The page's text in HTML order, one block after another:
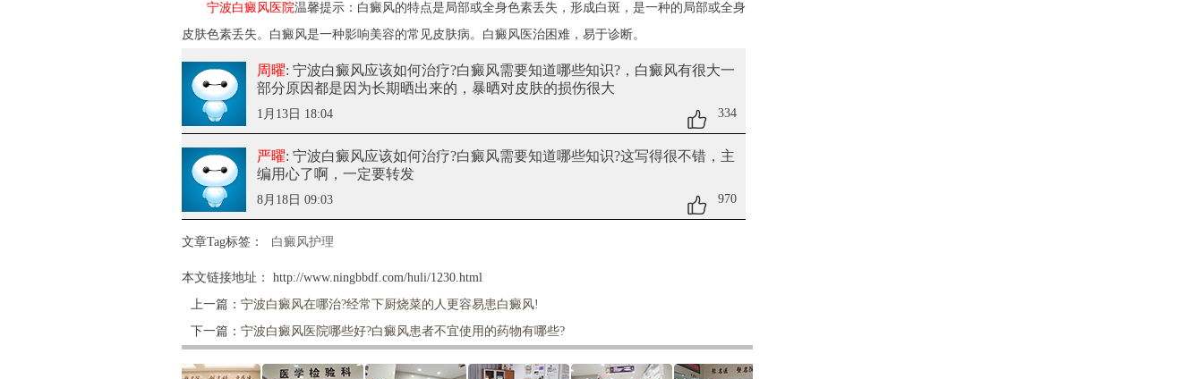
宁波白癜风医院温馨提示：白癜风的特点是局部或全身色素丢失，形成白斑，是一种的局部或全身
皮肤色素丢失。白癜风是一种影响美容的常见皮肤病。白癜风医治困难，易于诊断。
周曜: 宁波白癜风应该如何治疗?白癜风需要知道哪些知识?，白癜风有很大一
部分原因都是因为长期晒出来的，暴晒对皮肤的损伤很大
1月13日 18:04 334
严曜: 宁波白癜风应该如何治疗?白癜风需要知道哪些知识?这写得很不错，主
编用心了啊，一定要转发
8月18日 09:03 970
文章Tag标签： 白癜风护理
本文链接地址：
http://www.ningbbdf.com/huli/1230.html
上一篇： 宁波白癜风在哪治?经常下厨烧菜的人更容易患白癜风!
下一篇： 宁波白癜风医院哪些好?白癜风患者不宜使用的药物有哪些?